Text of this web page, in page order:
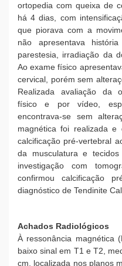
ortopedia com queixa de
há 4 dias, com
que piorava com a
não apresentava
parestesia, irradiação da
Ao exame físico
cervical, porém sem
Realizada avaliação da
físico e por vídeo,
encontrava-se sem
magnética foi realizada e
calcificação pré-vertebral
da musculatura e tecidos
investigação com
confirmou calcificação
diagnóstico de Tendinite
Achados Radiológicos
À ressonância magnética
baixo sinal em T1 e T2,
cm, localizada nos planos